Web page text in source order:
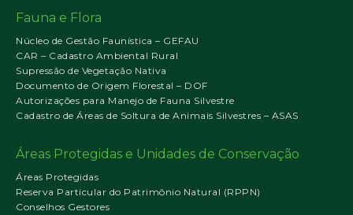
Fauna e Flora
Núcleo de Gestão Faunística – GEFAU
CAR – Cadastro Ambiental Rural
Supressão de Vegetação Nativa
Documento de Origem Florestal – DOF
Autorizações para Manejo de Fauna Silvestre
Cadastro de Áreas de Soltura de Animais Silvestres – ASAS
Áreas Protegidas e Unidades de Conservação
Áreas Protegidas
Reserva Particular do Patrimônio Natural (RPPN)
Conselhos Gestores